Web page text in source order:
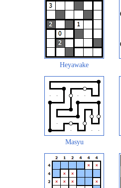
Heyawake
Masyu